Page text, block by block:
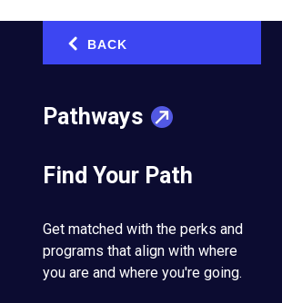
BACK
Pathways
Find Your Path
Get matched with the perks and
programs that align with where
you are and where you're going.